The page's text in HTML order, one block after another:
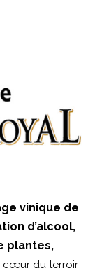
vinique de
d’alcool,
plantes,
cœur du terroir